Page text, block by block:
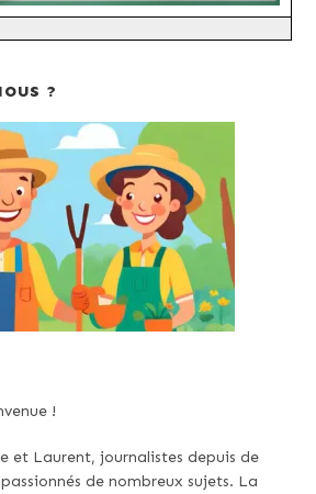
?
!
et Laurent, journalistes depuis de
de nombreux sujets. La